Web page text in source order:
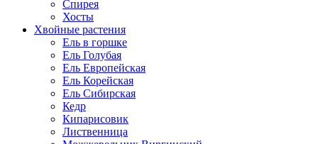
Спирея
Хосты
Хвойные растения
Ель в горшке
Ель Голубая
Ель Европейская
Ель Корейская
Ель Сибирская
Кедр
Кипарисовик
Лиственница